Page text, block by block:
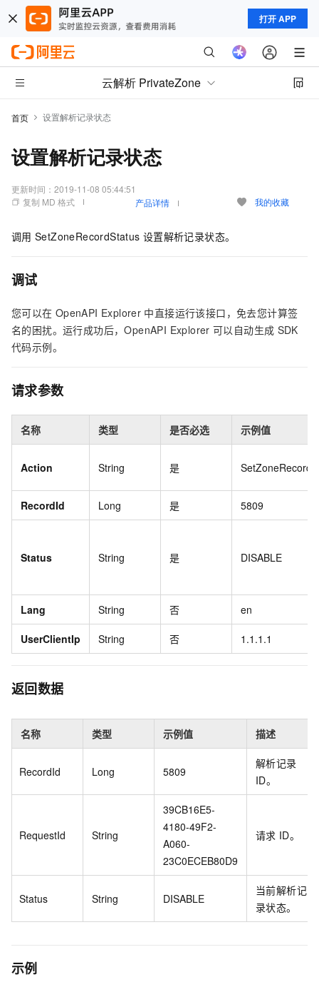
打开 APP
云解析 PrivateZone
首页 设置解析记录状态
设置解析记录状态
更新时间： 2019-11-08 05:44:51
复制 MD 格式
产品详情 我的收藏
调用 SetZoneRecordStatus 设置解析记录状态。
调试
您可以在 OpenAPI Explorer 中直接运行该接口，免去您计算签
名的困扰。运行成功后，OpenAPI Explorer 可以自动生成 SDK
代码示例。
请求参数
名称 类型 是否必选 示例值
Action String 是
RecordId Long 是 5809
Status String 是 DISABLE
Lang String 否 en
UserClientIp String 否 1.1.1.1
返回数据
名称 类型 示例值 描述
RecordId Long 5809
解析记录
ID。
RequestId String
39CB16E5-
4180-49F2-
A060-
23C0ECEB80D9
请求 ID。
Status String DISABLE
当前解析记
录状态。
示例